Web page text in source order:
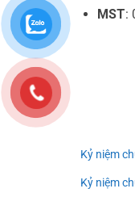
MST:
Kỷ niệm
Kỷ niệm